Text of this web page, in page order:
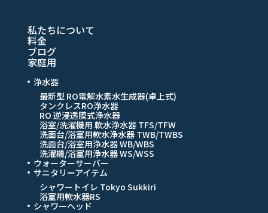
私たちについて
料金
ブログ
家庭用
浄水器
最新型 RO電解水素水生成器(卓上式)
タンクレスRO浄水器
RO 逆浸透膜式浄水器
浴室/洗濯機用 軟水浄水器 TFS/TFW
洗面台/浴室用軟水浄水器 TWB/TWBS
洗面台/浴室用浄水器 WB/WBS
洗濯機/浴室用浄水器 WS/WSS
ウォーターサーバー
サニタリーアイテム
シャワートイレ Tokyo Sukkiri
浴室用軟水器RS
シャワーヘッド